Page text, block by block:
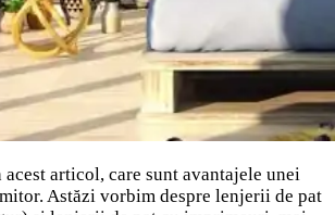
articol, care sunt avantajele unei
Astăzi vorbim despre lenjerii de pat